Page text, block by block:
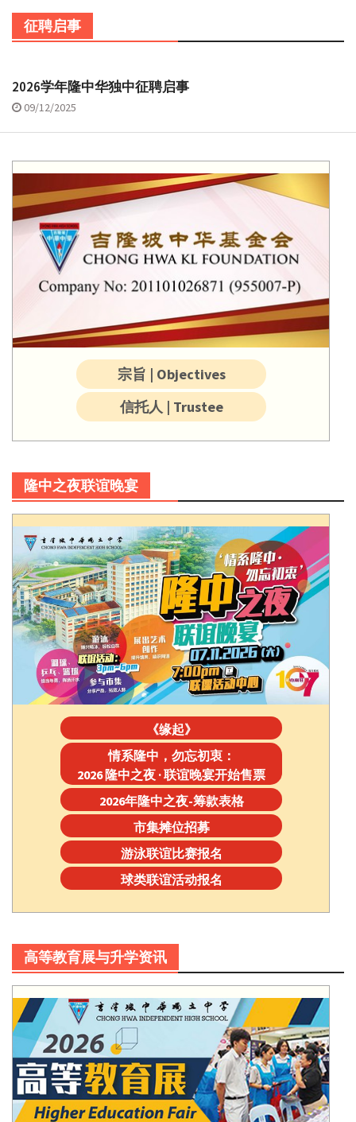
征聘启事
2026学年隆中华独中征聘启事
09/12/2025
宗旨 | Objectives
信托人 | Trustee
隆中之夜联谊晚宴
《缘起》
情系隆中，勿忘初衷：
2026 隆中之夜 · 联谊晚宴开始售票
2026年隆中之夜-筹款表格
市集摊位招募
游泳联谊比赛报名
球类联谊活动报名
高等教育展与升学资讯